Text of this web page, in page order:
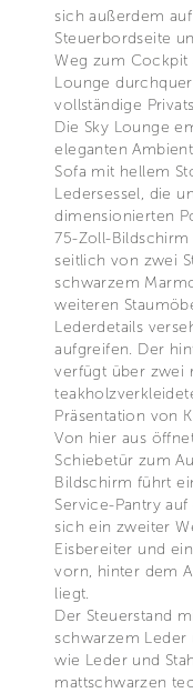
sich außerdem
Steuerbordseite
Weg zum Cockpit
Lounge
vollständige
Die Sky Lounge
eleganten
Sofa mit hellem
Ledersessel, die
dimensionierten
75-Zoll-
seitlich von zwei
schwarzem
weiteren
Lederdetails
aufgreifen. Der
verfügt über zwei
Präsentation von
Von hier aus
Schiebetür zum
Bildschirm führt
Service-Pantry
sich ein zweiter
Eisbereiter und
vorn, hinter dem
liegt.
Der Steuerstand
schwarzem
wie Leder und
mattschwarzen